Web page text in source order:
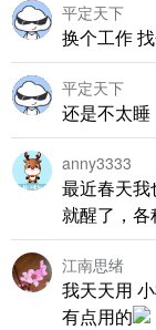
平定天下
换个工作
平定天下
还是不太睡
anny3333
最近春天
就醒了，
江南思绪
我天天用
有点用的